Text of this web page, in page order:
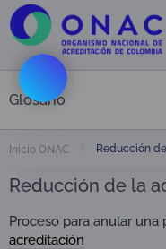
Glosario
Inicio ONAC Reducción
Reducción de la
Proceso para anular
acreditación